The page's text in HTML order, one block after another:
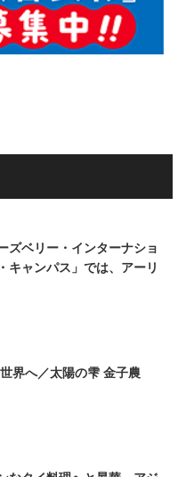
ズベリー・インターナショ
キャンパス」では、アーリ
界へ／太陽の雫 金子農